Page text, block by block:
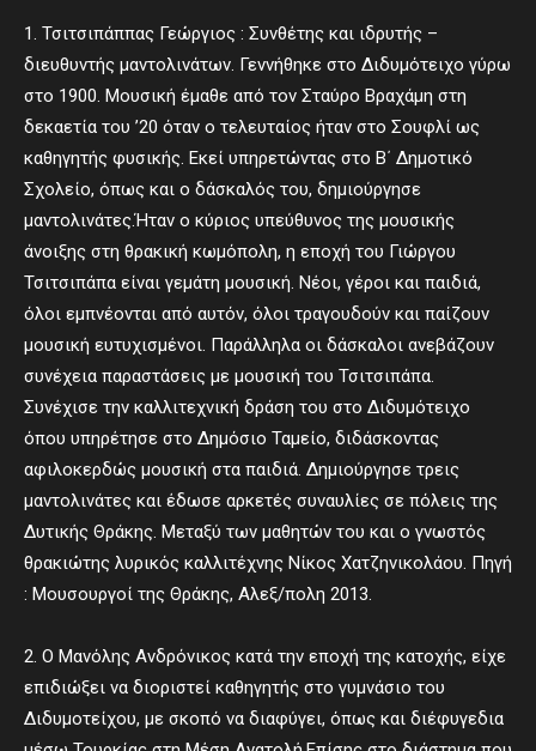
1. Τσιτσιπάππας Γεώργιος : Συνθέτης και ιδρυτής –
διευθυντής μαντολινάτων. Γεννήθηκε στο Διδυμότειχο γύρω
στο 1900. Μουσική έμαθε από τον Σταύρο Βραχάμη στη
δεκαετία του ’20 όταν ο τελευταίος ήταν στο Σουφλί ως
καθηγητής φυσικής. Εκεί υπηρετώντας στο Β΄ Δημοτικό
Σχολείο, όπως και ο δάσκαλός του, δημιούργησε
μαντολινάτες.Ήταν ο κύριος υπεύθυνος της μουσικής
άνοιξης στη θρακική κωμόπολη, η εποχή του Γιώργου
Τσιτσιπάπα είναι γεμάτη μουσική. Νέοι, γέροι και παιδιά,
όλοι εμπνέονται από αυτόν, όλοι τραγουδούν και παίζουν
μουσική ευτυχισμένοι. Παράλληλα οι δάσκαλοι ανεβάζουν
συνέχεια παραστάσεις με μουσική του Τσιτσιπάπα.
Συνέχισε την καλλιτεχνική δράση του στο Διδυμότειχο
όπου υπηρέτησε στο Δημόσιο Ταμείο, διδάσκοντας
αφιλοκερδώς μουσική στα παιδιά. Δημιούργησε τρεις
μαντολινάτες και έδωσε αρκετές συναυλίες σε πόλεις της
Δυτικής Θράκης. Μεταξύ των μαθητών του και ο γνωστός
θρακιώτης λυρικός καλλιτέχνης Νίκος Χατζηνικολάου. Πηγή
: Μουσουργοί της Θράκης, Αλεξ/πολη 2013.
2. Ο Μανόλης Ανδρόνικος κατά την εποχή της κατοχής, είχε
επιδιώξει να διοριστεί καθηγητής στο γυμνάσιο του
Διδυμοτείχου, με σκοπό να διαφύγει, όπως και διέφυγεδια